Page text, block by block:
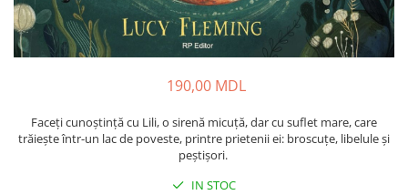
190,00 MDL
Faceți cunoștință cu Lili, o sirenă micuță, dar cu suflet mare, care
trăiește într-un lac de poveste, printre prietenii ei: broscuțe, libelule și
peștișori.
IN STOC